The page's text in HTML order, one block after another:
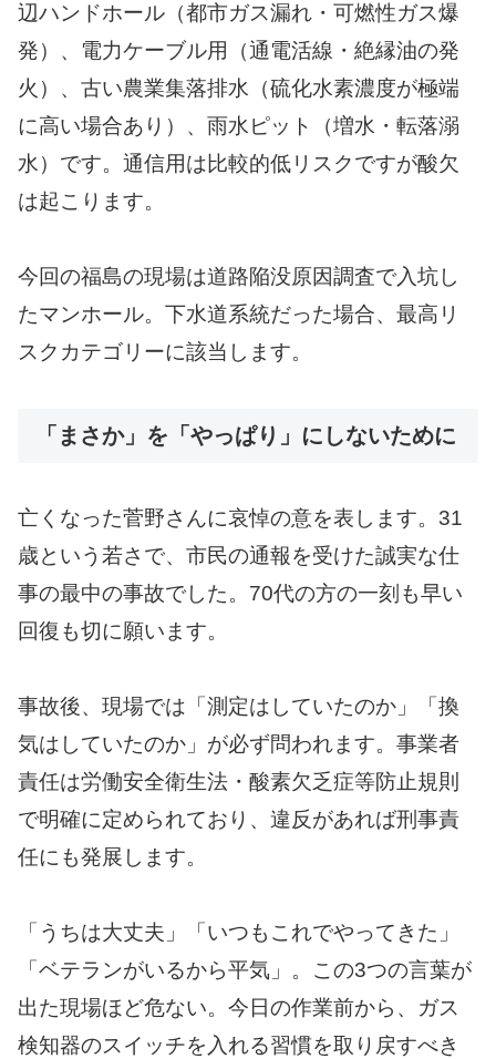
辺ハンドホール（都市ガス漏れ・可燃性ガス爆
発）、電力ケーブル用（通電活線・絶縁油の発
火）、古い農業集落排水（硫化水素濃度が極端
に高い場合あり）、雨水ピット（増水・転落溺
水）です。通信用は比較的低リスクですが酸欠
は起こります。
今回の福島の現場は道路陥没原因調査で入坑し
たマンホール。下水道系統だった場合、最高リ
スクカテゴリーに該当します。
「まさか」を「やっぱり」にしないために
亡くなった菅野さんに哀悼の意を表します。31
歳という若さで、市民の通報を受けた誠実な仕
事の最中の事故でした。70代の方の一刻も早い
回復も切に願います。
事故後、現場では「測定はしていたのか」「換
気はしていたのか」が必ず問われます。事業者
責任は労働安全衛生法・酸素欠乏症等防止規則
で明確に定められており、違反があれば刑事責
任にも発展します。
「うちは大丈夫」「いつもこれでやってきた」
「ベテランがいるから平気」。この3つの言葉が
出た現場ほど危ない。今日の作業前から、ガス
検知器のスイッチを入れる習慣を取り戻すべき